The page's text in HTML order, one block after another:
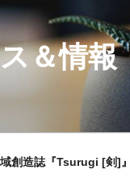
＆情報
創造誌『Tsurugi [剣]』